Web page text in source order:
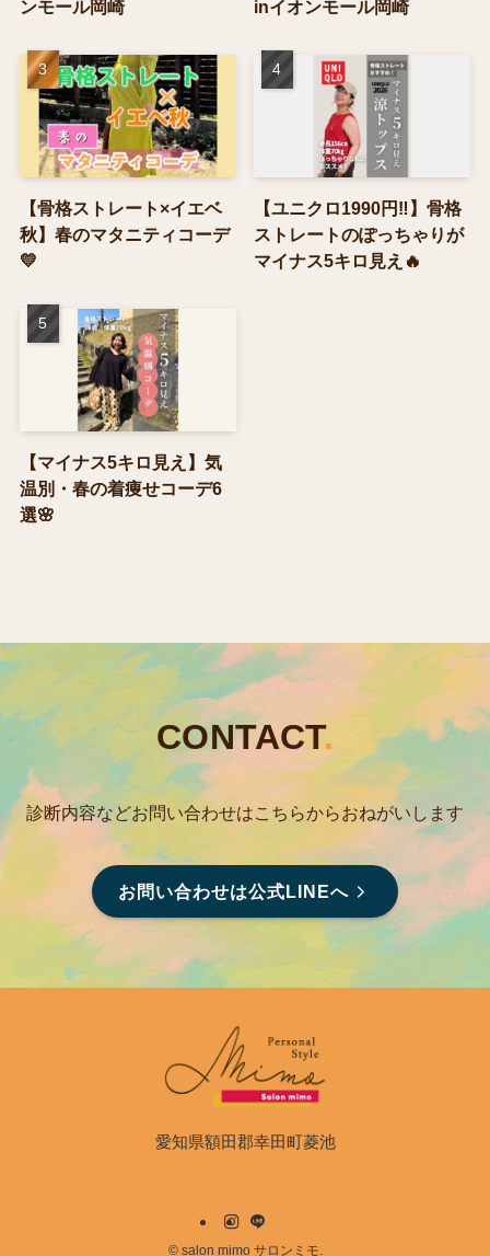
ンモール岡崎
inイオンモール岡崎
【骨格ストレート×イエベ
秋】春のマタニティコーデ
💛
【ユニクロ1990円‼】骨格
ストレートのぽっちゃりが
マイナス5キロ見え🔥
【マイナス5キロ見え】気
温別・春の着痩せコーデ6
選🌸
CONTACT.
診断内容などお問い合わせはこちらからおねがいします
お問い合わせは公式LINEへ
愛知県額田郡幸田町菱池
©salon mimo サロンミモ.